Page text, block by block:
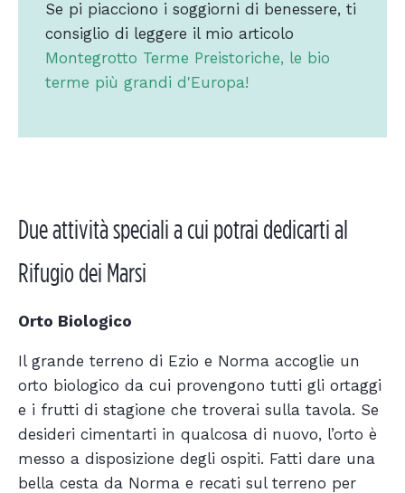
Se pi piacciono i soggiorni di benessere, ti
consiglio di leggere il mio articolo
Montegrotto Terme Preistoriche, le bio
terme più grandi d'Europa!
Due attività speciali a cui potrai dedicarti al
Rifugio dei Marsi
Orto Biologico
Il grande terreno di Ezio e Norma accoglie un
orto biologico da cui provengono tutti gli ortaggi
e i frutti di stagione che troverai sulla tavola. Se
desideri cimentarti in qualcosa di nuovo, l’orto è
messo a disposizione degli ospiti. Fatti dare una
bella cesta da Norma e recati sul terreno per